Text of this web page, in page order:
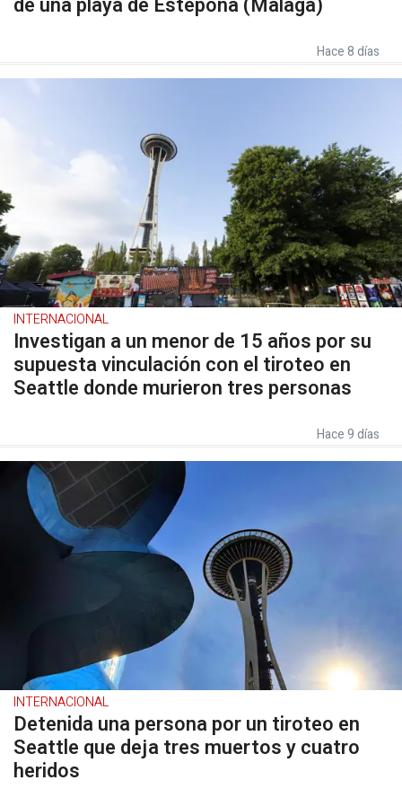
Hace 8 días
INTERNACIONAL
Investigan a un menor de 15 años por su
supuesta vinculación con el tiroteo en
Seattle donde murieron tres personas
Hace 9 días
INTERNACIONAL
Detenida una persona por un tiroteo en
Seattle que deja tres muertos y cuatro
heridos